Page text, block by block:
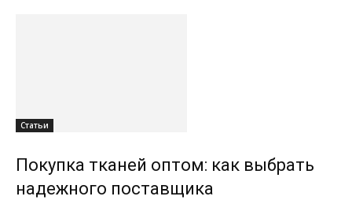
Статьи
Покупка тканей оптом: как выбрать
надежного поставщика